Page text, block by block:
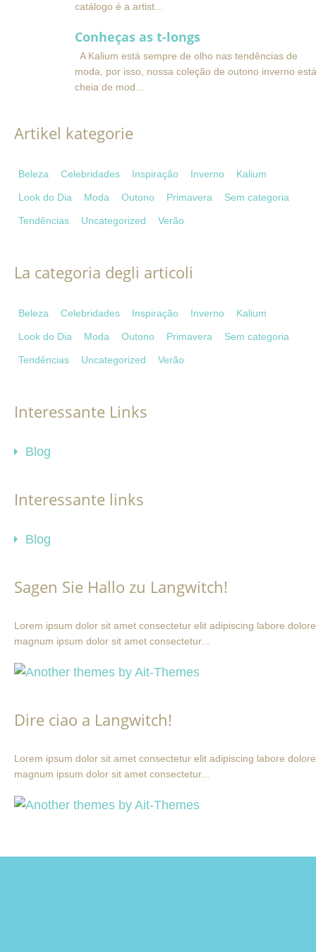
catálogo é a artist
Conheças as t-longs
A Kalium está sempre de olho nas tendências de
moda, por isso, nossa coleção de outono inverno está
cheia de mod
Artikel kategorie
Beleza Celebridades Inspiração Inverno Kalium
Look do Dia Moda Outono Primavera Sem categoria
Tendências Uncategorized Verão
La categoria degli articoli
Beleza Celebridades Inspiração Inverno Kalium
Look do Dia Moda Outono Primavera Sem categoria
Tendências Uncategorized Verão
Interessante Links
Blog
Interessante links
Blog
Sagen Sie Hallo zu Langwitch!
Lorem ipsum dolor sit amet consectetur elit adipiscing labore dolore
magnum ipsum dolor sit amet consectetur...
Dire ciao a Langwitch!
Lorem ipsum dolor sit amet consectetur elit adipiscing labore dolore
magnum ipsum dolor sit amet consectetur...